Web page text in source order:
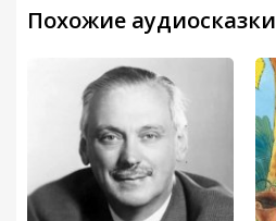
Похожие аудиосказки